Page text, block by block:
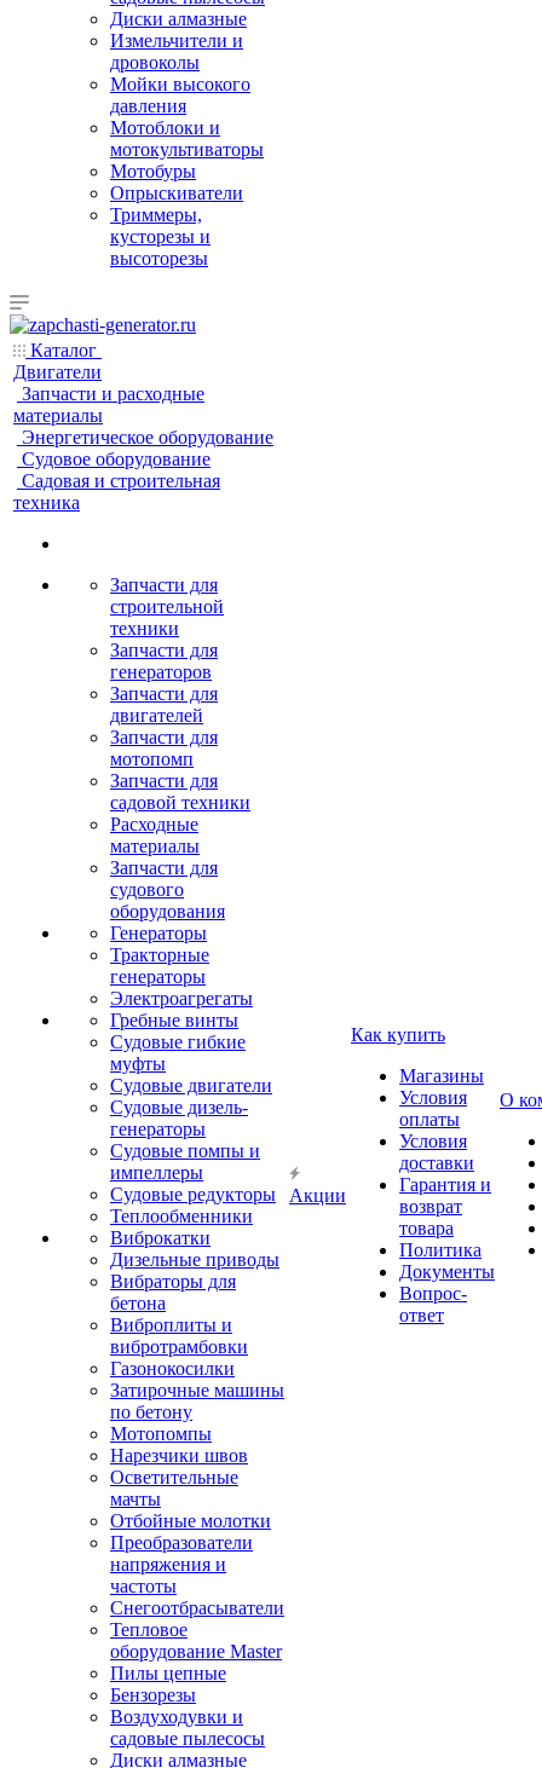
Диски алмазные
Измельчители и
дровоколы
Мойки высокого
давления
Мотоблоки и
мотокультиваторы
Мотобуры
Опрыскиватели
Триммеры,
кусторезы и
высоторезы
Каталог
Двигатели
Запчасти и расходные
материалы
Энергетическое оборудование
Судовое оборудование
Садовая и строительная
техника
Запчасти для
строительной
техники
Запчасти для
генераторов
Запчасти для
двигателей
Запчасти для
мотопомп
Запчасти для
садовой техники
Расходные
материалы
Запчасти для
судового
оборудования
Генераторы
Тракторные
генераторы
Электроагрегаты
Гребные винты
Судовые гибкие
муфты
Судовые двигатели
Судовые дизель-
генераторы
Судовые помпы и
импеллеры
Судовые редукторы
Теплообменники
Виброкатки
Дизельные приводы
Вибраторы для
бетона
Виброплиты и
вибротрамбовки
Газонокосилки
Затирочные машины
по бетону
Мотопомпы
Нарезчики швов
Осветительные
мачты
Отбойные молотки
Преобразователи
напряжения и
частоты
Снегоотбрасыватели
Тепловое
оборудование Master
Пилы цепные
Бензорезы
Воздуходувки и
садовые пылесосы
Диски алмазные
Акции
Как купить
Магазины
Условия
оплаты
Условия
доставки
Гарантия и
возврат
товара
Политика
Документы
Вопрос-
ответ
О